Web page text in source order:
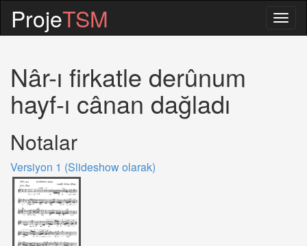
ProjeTSM
Nâr-ı firkatle derûnum
hayf-ı cânan dağladı
Notalar
Versiyon 1 (Slideshow olarak)